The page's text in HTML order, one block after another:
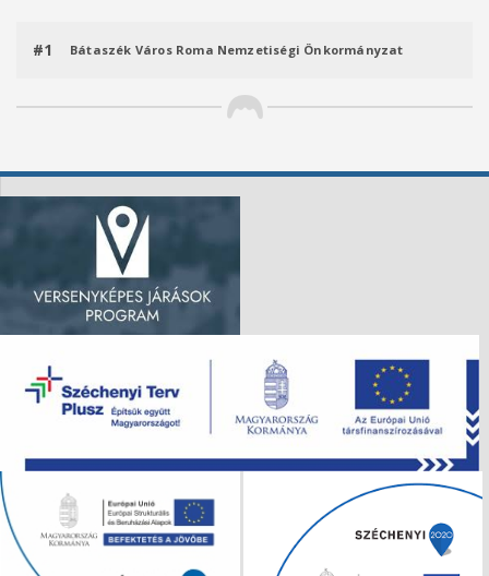
#1 Bátaszék Város Roma Nemzetiségi Önkormányzat